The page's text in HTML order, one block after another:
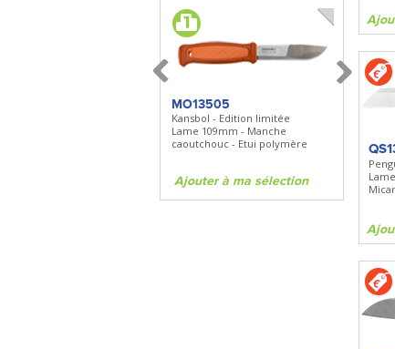
MO13505
Kansbol - Edition limitée
Lame 109mm - Manche
caoutchouc - Etui polymère
Ajouter à ma sélection
SBP22